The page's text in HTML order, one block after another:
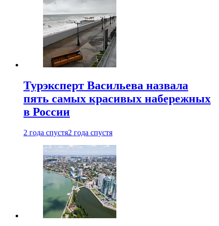
Турэксперт Васильева назвала
пять самых красивых набережных
в России
2 года спустя2 года спустя